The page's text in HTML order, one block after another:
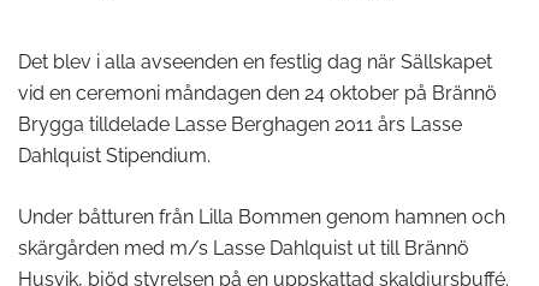
Det blev i alla avseenden en festlig dag när Sällskapet
vid en ceremoni måndagen den 24 oktober på Brännö
Brygga tilldelade Lasse Berghagen 2011 års Lasse
Dahlquist Stipendium.
Under båtturen från Lilla Bommen genom hamnen och
skärgården med m/s Lasse Dahlquist ut till Brännö
Husvik, bjöd styrelsen på en uppskattad skaldjursbuffé.